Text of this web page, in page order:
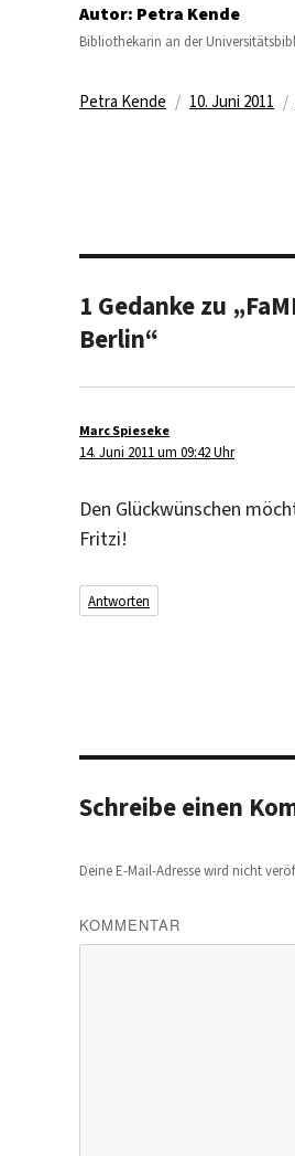
Autor: Petra Kende
Bibliothekarin an der
Autor
Petra Kende
Veröffentlicht
10. Juni 2011
1 Gedanke zu
Berlin“
Marc Spieseke
14. Juni 2011 um 09:42 Uhr
Den Glückwünschen
Fritzi!
Antworten
Schreibe einen
Deine E-Mail-Adresse wird nicht
KOMMENTAR